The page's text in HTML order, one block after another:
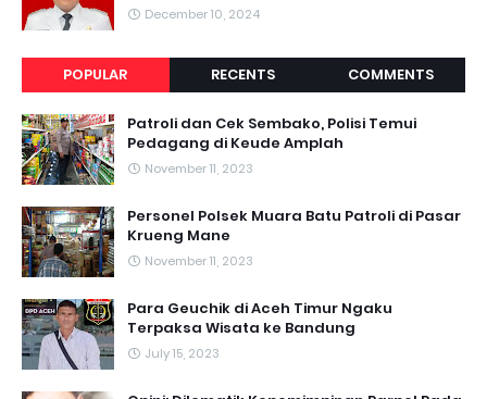
December 10, 2024
POPULAR RECENTS COMMENTS
Patroli dan Cek Sembako, Polisi Temui
Pedagang di Keude Amplah
November 11, 2023
Personel Polsek Muara Batu Patroli di Pasar
Krueng Mane
November 11, 2023
Para Geuchik di Aceh Timur Ngaku
Terpaksa Wisata ke Bandung
July 15, 2023